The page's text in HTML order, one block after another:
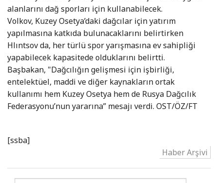
alanlarını dağ sporları için kullanabilecek.
Volkov, Kuzey Osetya’daki dağcılar için yatırım
yapılmasına katkıda bulunacaklarını belirtirken
Hlıntsov da, her türlü spor yarışmasına ev sahipliği
yapabilecek kapasitede olduklarını belirtti.
Başbakan, "Dağcılığın gelişmesi için işbirliği,
entelektüel, maddi ve diğer kaynakların ortak
kullanımı hem Kuzey Osetya hem de Rusya Dağcılık
Federasyonu’nun yararına” mesajı verdi. OST/ÖZ/FT
[ssba]
Haber Arşivi